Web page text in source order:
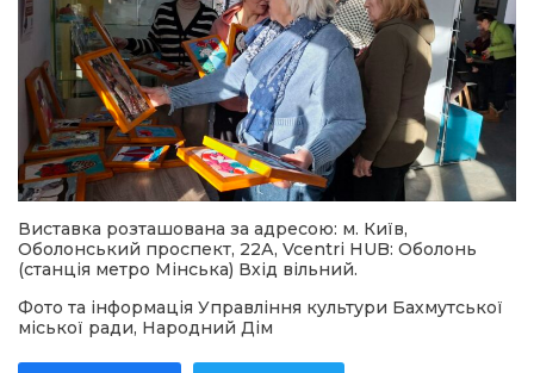
Виставка розташована за адресою: м. Київ,
Оболонський проспект, 22А, Vcentri HUB: Оболонь
(станція метро Мінська) Вхід вільний.
Фото та інформація Управління культури Бахмутської
міської ради, Народний Дім